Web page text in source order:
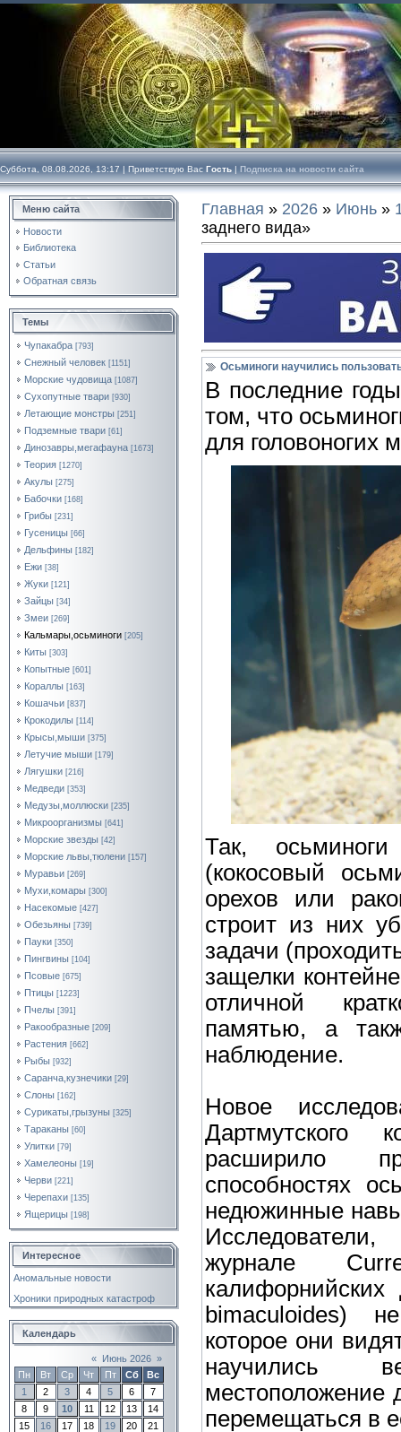
Суббота, 08.08.2026, 13:17 | Приветствую Вас Гость | Подписка на новости сайта
Меню сайта
Новости
Библиотека
Статьи
Обратная связь
Темы
Чупакабра [793]
Снежный человек [1151]
Морские чудовища [1087]
Сухопутные твари [930]
Летающие монстры [251]
Подземные твари [61]
Динозавры,мегафауна [1673]
Теория [1270]
Акулы [275]
Бабочки [168]
Грибы [231]
Гусеницы [66]
Дельфины [182]
Ежи [38]
Жуки [121]
Зайцы [34]
Змеи [269]
Кальмары,осьминоги [205]
Киты [303]
Копытные [601]
Кораллы [163]
Кошачьи [837]
Крокодилы [114]
Крысы,мыши [375]
Летучие мыши [179]
Лягушки [216]
Медведи [353]
Медузы,моллюски [235]
Микроорганизмы [641]
Морские звезды [42]
Морские львы,тюлени [157]
Муравьи [269]
Мухи,комары [300]
Насекомые [427]
Обезьяны [739]
Пауки [350]
Пингвины [104]
Псовые [675]
Птицы [1223]
Пчелы [391]
Ракообразные [209]
Растения [662]
Рыбы [932]
Саранча,кузнечики [29]
Слоны [162]
Сурикаты,грызуны [325]
Тараканы [60]
Улитки [79]
Хамелеоны [19]
Черви [221]
Черепахи [135]
Ящерицы [198]
Интересное
Аномальные новости
Хроники природных катастроф
Календарь
« Июнь 2026 »
Пн
Вт Ср Чт Пт Сб
Вс
1
2 3 4 5 6
7
8
9 10 11 12 13
14
15
16 17 18 19 20
21
Главная » 2026 » Июнь »
заднего вида»
Осьминоги научились
В последние
том, что
для головоногих
Так,
(кокосовый
орехов или
строит из них
задачи
защелки
отличной
памятью, а
наблюдение.
Новое
расширило
способностях
недюжинные
журнале
калифорнийских
bimaculoides)
которое они
научились
местоположение
перемещаться в